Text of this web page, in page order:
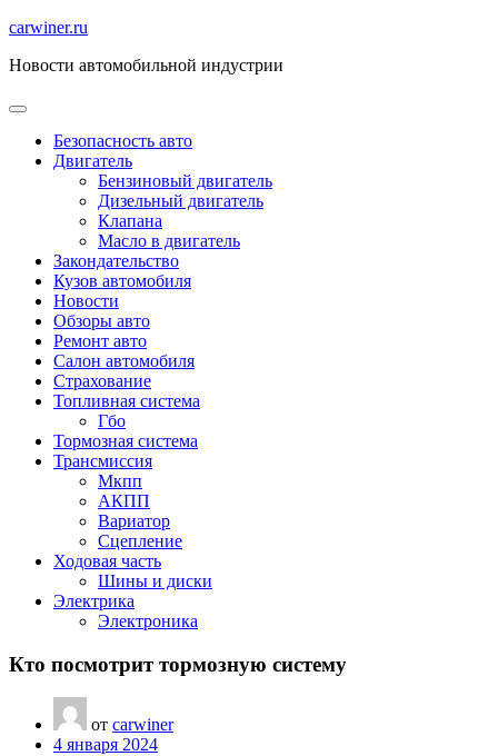
Перейти
содержимому
carwiner.ru
Новости автомобильной индустрии
Безопасность авто
Двигатель
Бензиновый двигатель
Дизельный двигатель
Клапана
Масло в двигатель
Закондательство
Кузов автомобиля
Новости
Обзоры авто
Ремонт авто
Салон автомобиля
Страхование
Топливная система
Гбо
Тормозная система
Трансмиссия
Мкпп
АКПП
Вариатор
Сцепление
Ходовая часть
Шины и диски
Электрика
Электроника
Кто посмотрит тормозную систему
от carwiner
4 января 2024